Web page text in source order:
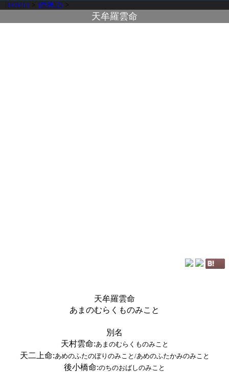
[HOME] [祭神記]
天牟羅雲命
天牟羅雲命
あまのむらくものみこと
別名
天村雲命:あまのむらくものみこと
天二上命:あめのふたのぼりのみこと/あめのふたかみのみこと
後小橋命:のちのおばしのみこと